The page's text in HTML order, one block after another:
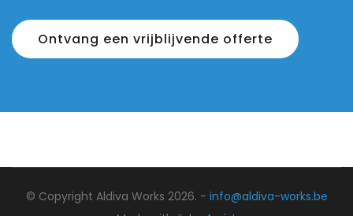
Ontvang een vrijblijvende offerte
© Copyright Aldiva Works 2026. - info@aldiva-works.be